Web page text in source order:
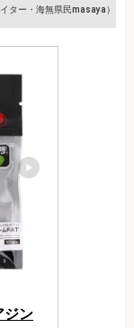
ター・海無県民masaya）
ジン